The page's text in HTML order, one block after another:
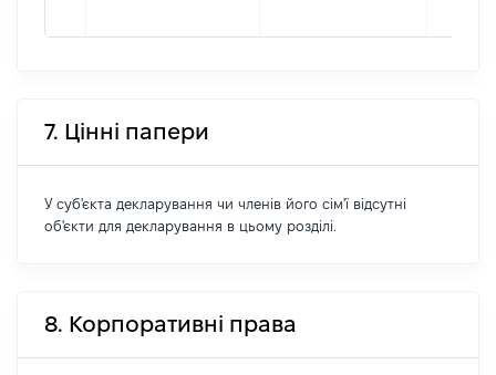
7. Цінні папери
У суб'єкта декларування чи членів його сім'ї відсутні
об'єкти для декларування в цьому розділі.
8. Корпоративні права